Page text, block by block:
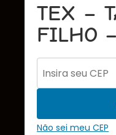
TEX –
FILHO
Não sei meu CEP